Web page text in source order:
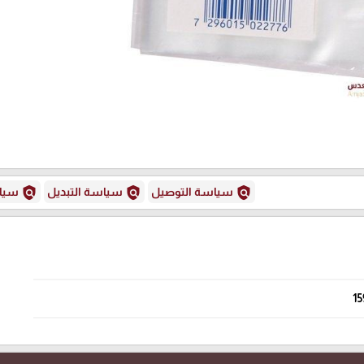
policy سياسة التوصيل policy سياسة التبديل policy